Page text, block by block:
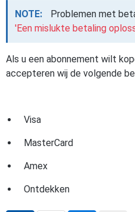
NOTE: Problemen met
'Een mislukte betaling
Als u een abonnement wilt
accepteren wij de volgende
Visa
MasterCard
Amex
Ontdekken